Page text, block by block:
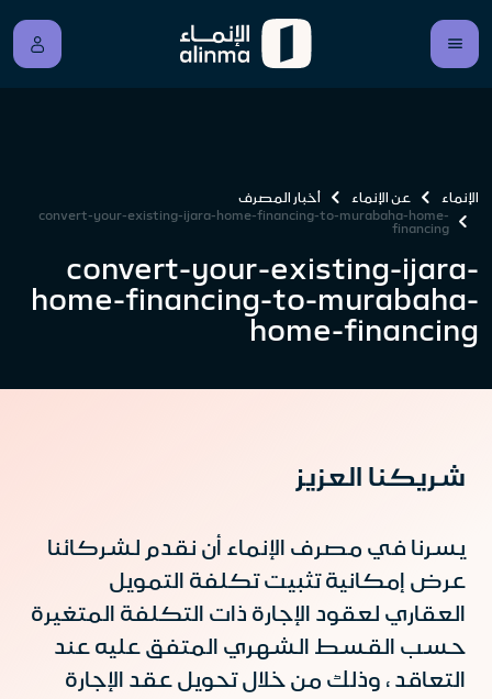
الإنماء عن الإنماء
أخبار المصرف
convert-your-existing-ijara-home-financing-to-murabaha-home-
financing
convert-your-existing-ijara-
home-financing-to-murabaha-
home-financing
شريكنا العزيز
يسرنا في مصرف الإنماء أن نقدم لشركائنا
عرض إمكانية تثبيت تكلفة التمويل
العقاري لعقود الإجارة ذات التكلفة المتغيرة
حسب القسط الشهري المتفق عليه عند
التعاقد ، وذلك من خلال تحويل عقد الإجارة